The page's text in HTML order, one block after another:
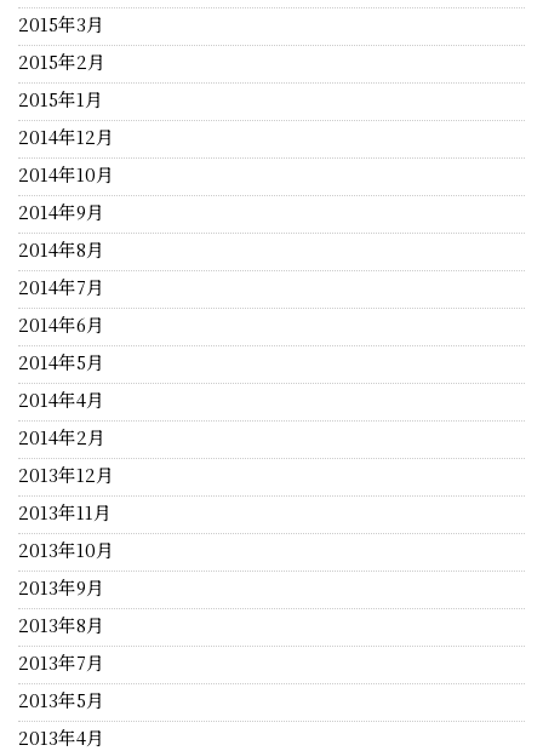
2015年3月
2015年2月
2015年1月
2014年12月
2014年10月
2014年9月
2014年8月
2014年7月
2014年6月
2014年5月
2014年4月
2014年2月
2013年12月
2013年11月
2013年10月
2013年9月
2013年8月
2013年7月
2013年5月
2013年4月